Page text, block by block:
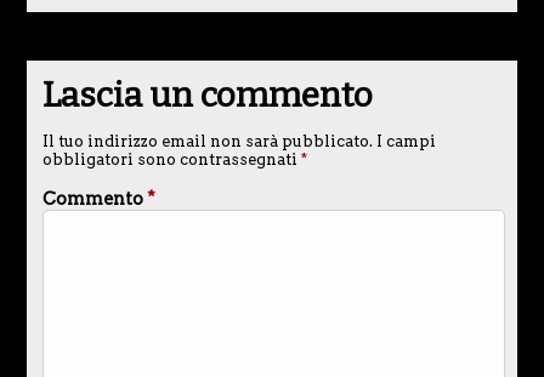
Lascia un commento
Il tuo indirizzo email non sarà pubblicato. I campi
obbligatori sono contrassegnati *
Commento*